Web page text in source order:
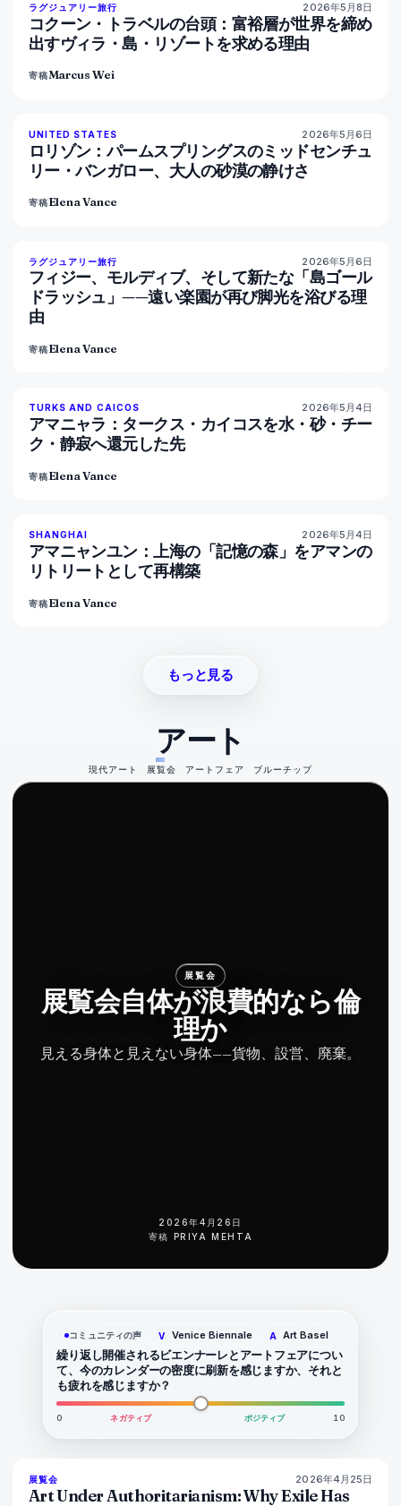
82% 81
ラグジュアリー旅行 2026年5月8日
コクーン・トラベルの台頭：富裕層が世界を締め
出すヴィラ・島・リゾートを求める理由
寄稿Marcus Wei
92% 68
UNITED STATES 2026年5月6日
ロリゾン：パームスプリングスのミッドセンチュ
リー・バンガロー、大人の砂漠の静けさ
寄稿Elena Vance
84% 76
ラグジュアリー旅行 2026年5月6日
フィジー、モルディブ、そして新たな「島ゴール
ドラッシュ」——遠い楽園が再び脚光を浴びる理
由
寄稿Elena Vance
96% 60
TURKS AND CAICOS 2026年5月4日
アマニャラ：タークス・カイコスを水・砂・チー
ク・静寂へ還元した先
寄稿Elena Vance
96% 78
SHANGHAI 2026年5月4日
アマニャンユン：上海の「記憶の森」をアマンの
リトリートとして再構築
寄稿Elena Vance
もっと見る
アート
現代アート 展覧会 アートフェア ブルーチップ
展覧会
展覧会自体が浪費的なら倫
理か
見える身体と見えない身体——貨物、設営、廃棄。
2026年4月26日
寄稿
PRIYA MEHTA
コミュニティの声 V Venice Biennale A Art Basel
繰り返し開催されるビエンナーレとアートフェアについ
て、今のカレンダーの密度に刷新を感じますか、それと
も疲れを感じますか？
0 ネガティブ ポジティブ 10
77% 64
展覧会 2026年4月25日
Art Under Authoritarianism: Why Exile Has